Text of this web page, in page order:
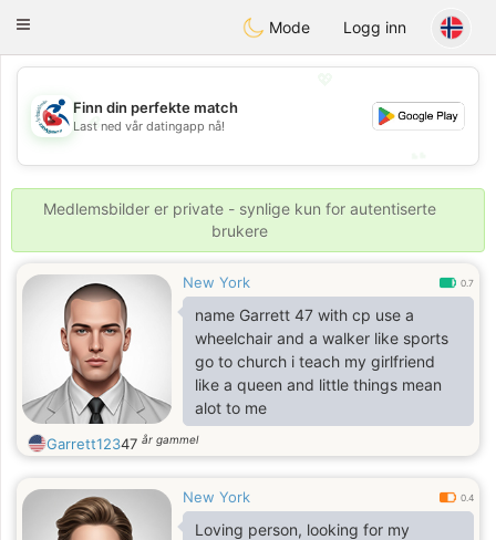
Handi Space
Toggle
Mode Logg inn
💖
💕
Finn din perfekte match
Last ned vår datingapp nå!
Medlemsbilder er private - synlige kun for autentiserte
brukere
New York 0.7
name Garrett 47 with cp use a
wheelchair and a walker like sports
go to church i teach my girlfriend
like a queen and little things mean
alot to me
Garrett12347 år gammel
New York 0.4
Loving person, looking for my